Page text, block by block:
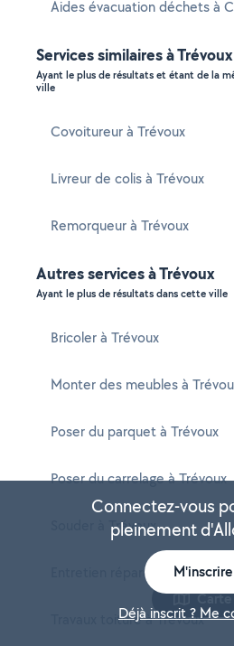
Aides évacuation déchets à
Services similaires à Trévoux
Ayant le plus de résultats et étant de la
ville
Covoitureur à Trévoux
Livreur de colis à Trévoux
Remorqueur à Trévoux
Autres services à Trévoux
Ayant le plus de résultats dans cette ville
Bricoler à Trévoux
Monter des meubles à
Poser du parquet à Trévoux
Poser du carrelage à Trévoux
Souder à Trévoux
Entretien réparation
Travaux toiture à Trévoux
Carte
Connectez-vous
pleinement
M'inscrire
Déjà inscrit ? Me